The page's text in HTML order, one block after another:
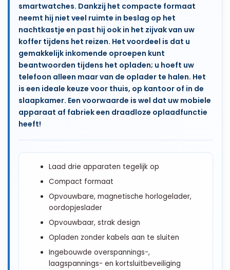
smartwatches. Dankzij het compacte formaat
neemt hij niet veel ruimte in beslag op het
nachtkastje en past hij ook in het zijvak van uw
koffer tijdens het reizen. Het voordeel is dat u
gemakkelijk inkomende oproepen kunt
beantwoorden tijdens het opladen; u hoeft uw
telefoon alleen maar van de oplader te halen. Het
is een ideale keuze voor thuis, op kantoor of in de
slaapkamer. Een voorwaarde is wel dat uw mobiele
apparaat af fabriek een draadloze oplaadfunctie
heeft!
Laad drie apparaten tegelijk op
Compact formaat
Opvouwbare, magnetische horlogelader,
oordopjeslader
Opvouwbaar, strak design
Opladen zonder kabels aan te sluiten
Ingebouwde overspannings-,
laagspannings- en kortsluitbeveiliging